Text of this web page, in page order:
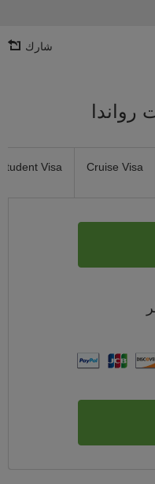
شارك
رواندا
Cruise Visa
Student Visa